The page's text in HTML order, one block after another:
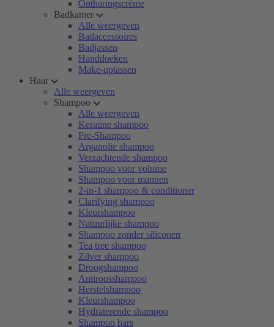
Ontharingscrème
Badkamer
Alle weergeven
Badaccessoires
Badjassen
Handdoeken
Make-uptassen
Haar
Alle weergeven
Shampoo
Alle weergeven
Keratine shampoo
Pre-Shampoo
Arganolie shampoo
Verzachtende shampoo
Shampoo voor volume
Shampoo voor mannen
2-in-1 shampoo & conditioner
Clarifying shampoo
Kleurshampoo
Natuurlijke shampoo
Shampoo zonder siliconen
Tea tree shampoo
Zilver shampoo
Droogshampoo
Antiroosshampoo
Herstelshampoo
Kleurshampoo
Hydraterende shampoo
Shampoo bars